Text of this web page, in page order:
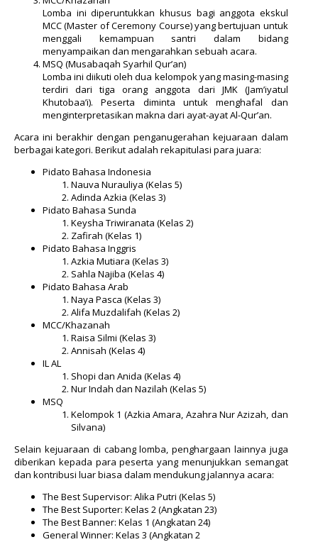
Lomba ini diperuntukkan khusus bagi anggota ekskul
MCC (Master of Ceremony Course) yang bertujuan untuk
menggali kemampuan santri dalam bidang
menyampaikan dan mengarahkan sebuah acara.
MSQ (Musabaqah Syarhil Qur’an)
Lomba ini diikuti oleh dua kelompok yang masing-masing
terdiri dari tiga orang anggota dari JMK (Jam’iyatul
Khutobaa’i). Peserta diminta untuk menghafal dan
menginterpretasikan makna dari ayat-ayat Al-Qur’an.
Acara ini berakhir dengan penganugerahan kejuaraan dalam
berbagai kategori. Berikut adalah rekapitulasi para juara:
Pidato Bahasa Indonesia
Nauva Nurauliya (Kelas 5)
Adinda Azkia (Kelas 3)
Pidato Bahasa Sunda
Keysha Triwiranata (Kelas 2)
Zafirah (Kelas 1)
Pidato Bahasa Inggris
Azkia Mutiara (Kelas 3)
Sahla Najiba (Kelas 4)
Pidato Bahasa Arab
Naya Pasca (Kelas 3)
Alifa Muzdalifah (Kelas 2)
MCC/Khazanah
Raisa Silmi (Kelas 3)
Annisah (Kelas 4)
IL AL
Shopi dan Anida (Kelas 4)
Nur Indah dan Nazilah (Kelas 5)
MSQ
Kelompok 1 (Azkia Amara, Azahra Nur Azizah, dan
Silvana)
Selain kejuaraan di cabang lomba, penghargaan lainnya juga
diberikan kepada para peserta yang menunjukkan semangat
dan kontribusi luar biasa dalam mendukung jalannya acara:
The Best Supervisor: Alika Putri (Kelas 5)
The Best Suporter: Kelas 2 (Angkatan 23)
The Best Banner: Kelas 1 (Angkatan 24)
General Winner: Kelas 3 (Angkatan 2